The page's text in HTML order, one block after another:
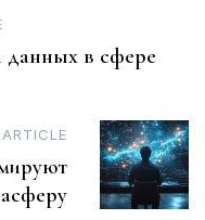
данных в сфере